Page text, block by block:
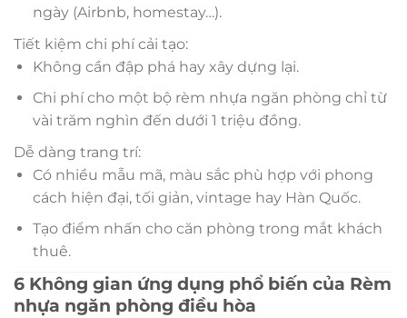
ngày (Airbnb, homestay…).
Tiết kiệm chi phí cải tạo:
Không cần đập phá hay xây dựng lại.
Chi phí cho một bộ rèm nhựa ngăn phòng chỉ từ
vài trăm nghìn đến dưới 1 triệu đồng.
Dễ dàng trang trí:
Có nhiều mẫu mã, màu sắc phù hợp với phong
cách hiện đại, tối giản, vintage hay Hàn Quốc.
Tạo điểm nhấn cho căn phòng trong mắt khách
thuê.
6 Không gian ứng dụng phổ biến của Rèm
nhựa ngăn phòng điều hòa